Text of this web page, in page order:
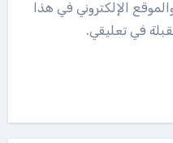
الإلكتروني في هذا
في تعليقي.